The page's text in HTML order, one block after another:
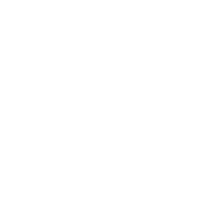
direct la receptia hotelului. Sfera si calitatea serviciilor si
va fi achitata de catre client la receptia hotelului. Noile taxe de